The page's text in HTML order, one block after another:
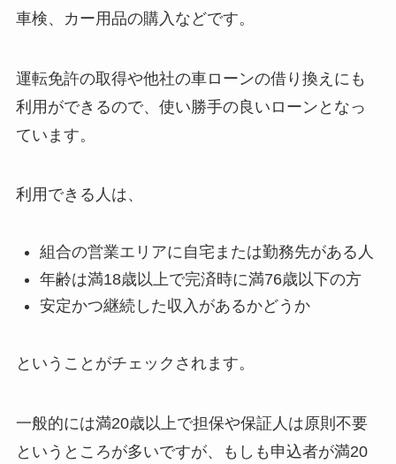
車検、カー用品の購入などです。
運転免許の取得や他社の車ローンの借り換えにも
利用ができるので、使い勝手の良いローンとなっ
ています。
利用できる人は、
組合の営業エリアに自宅または勤務先がある人
年齢は満18歳以上で完済時に満76歳以下の方
安定かつ継続した収入があるかどうか
ということがチェックされます。
一般的には満20歳以上で担保や保証人は原則不要
というところが多いですが、もしも申込者が満20